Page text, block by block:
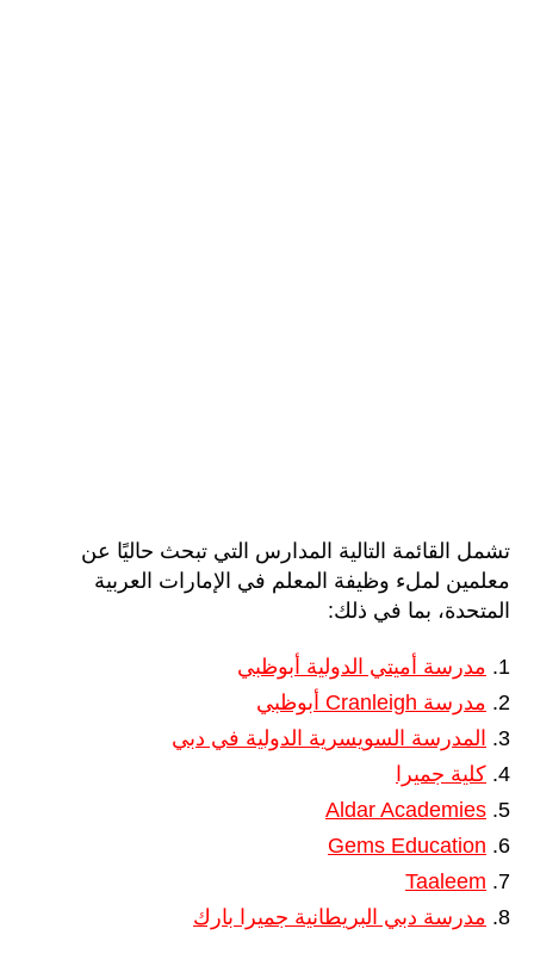
تشمل القائمة التالية المدارس التي تبحث حاليًا عن
معلمين لملء وظيفة المعلم في الإمارات العربية
المتحدة، بما في ذلك:
مدرسة أميتي الدولية أبوظبي
مدرسة Cranleigh أبوظبي
المدرسة السويسرية الدولية في دبي
كلية جميرا
Aldar Academies
Gems Education
Taaleem
مدرسة دبي البريطانية جميرا بارك